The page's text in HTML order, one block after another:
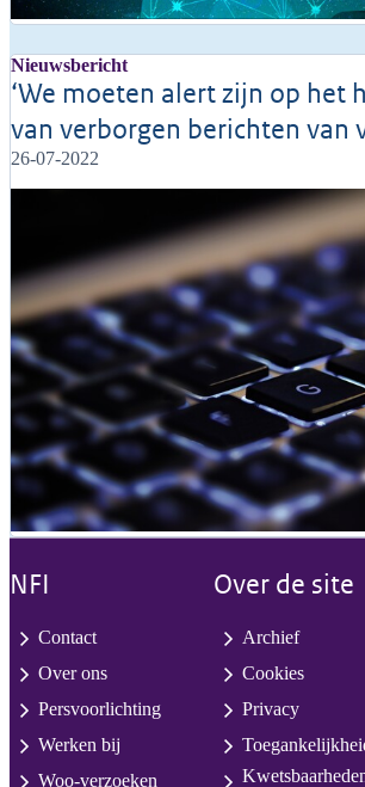
Nieuwsbericht
‘We moeten alert zijn op het
van verborgen berichten van
26-07-2022
NFI
Contact
Over ons
Persvoorlichting
Werken bij
Woo-verzoeken
Over de site
Archief
Cookies
Privacy